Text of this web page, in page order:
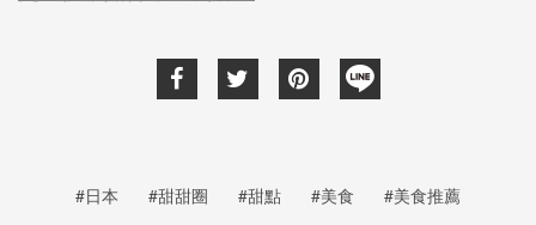
#日本 #甜甜圈 #甜點 #美食 #美食推薦